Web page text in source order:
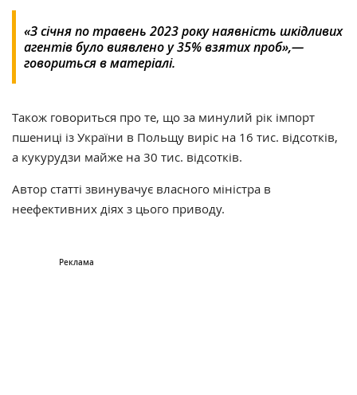
«З січня по травень 2023 року наявність шкідливих
агентів було виявлено у 35% взятих проб»,—
говориться в матеріалі.
Також говориться про те, що за минулий рік імпорт
пшениці із України в Польщу виріс на 16 тис. відсотків,
а кукурудзи майже на 30 тис. відсотків.
Автор статті звинувачує власного міністра в
неефективних діях з цього приводу.